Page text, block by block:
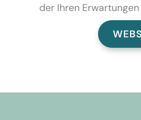
der Ihren